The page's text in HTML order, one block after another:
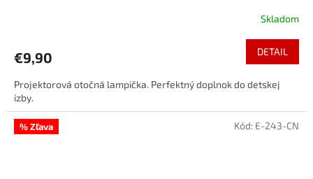
Skladom
€9,90 DETAIL
Projektorová otočná lampička. Perfektný doplnok do detskej
izby.
% Zľava Kód: E-243-CN